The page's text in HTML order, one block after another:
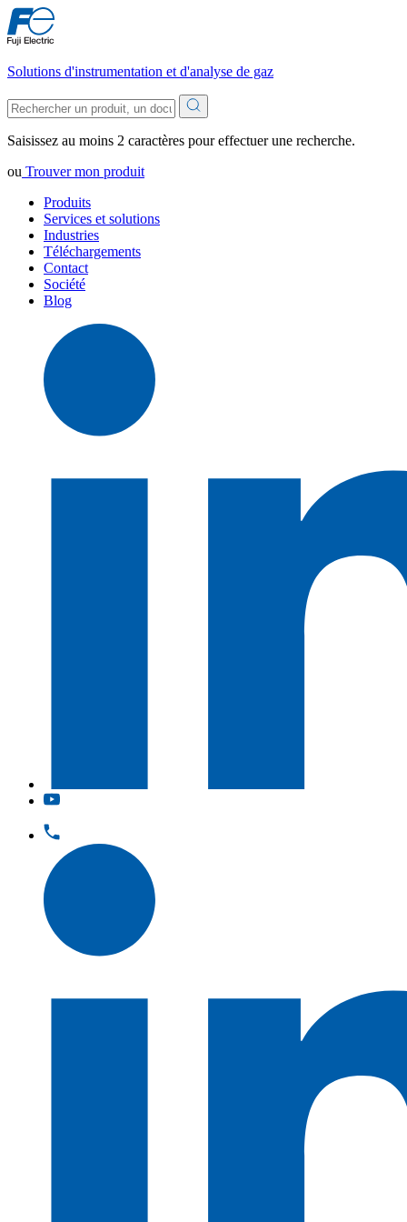
Solutions d'instrumentation et d'analyse de gaz
Saisissez au moins 2 caractères pour effectuer une recherche.
ou Trouver mon produit
Produits
Services et solutions
Industries
Téléchargements
Contact
Société
Blog